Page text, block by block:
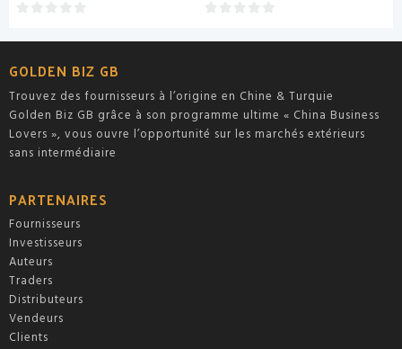
sur
sur
GOLDEN BIZ GB
Trouvez des fournisseurs à l’origine en Chine & Turquie
Golden Biz GB grâce à son programme ultime « China Business
Lovers », vous ouvre l’opportunité sur les marchés extérieurs
sans intermédiaire
PARTENAIRES
Fournisseurs
Investisseurs
Auteurs
Traders
Distributeurs
Vendeurs
Clients